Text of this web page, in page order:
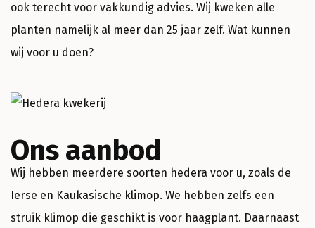
ook terecht voor vakkundig advies. Wij kweken alle
planten namelijk al meer dan 25 jaar zelf. Wat kunnen
wij voor u doen?
Ons aanbod
Wij hebben meerdere soorten hedera voor u, zoals de
Ierse en Kaukasische klimop. We hebben zelfs een
struik klimop die geschikt is voor haagplant. Daarnaast